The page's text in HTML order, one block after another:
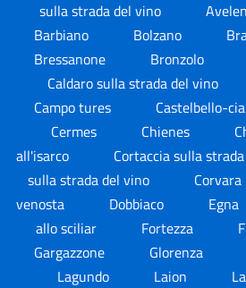
sulla strada del vino
Barbiano
Bolzano
Bressanone
Bronzolo
Caldaro sulla strada del vino
Campo tures
Castelbello-
Cermes
Chienes
all'isarco
Cortaccia sulla
sulla strada del vino
venosta
Dobbiaco Egna
allo sciliar
Fortezza
Gargazzone
Glorenza
Lagundo
Laion